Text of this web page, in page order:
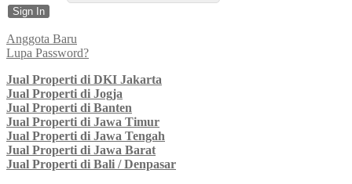
Anggota Baru
Lupa Password?
Jual Properti di DKI Jakarta
Jual Properti di Jogja
Jual Properti di Banten
Jual Properti di Jawa Timur
Jual Properti di Jawa Tengah
Jual Properti di Jawa Barat
Jual Properti di Bali / Denpasar